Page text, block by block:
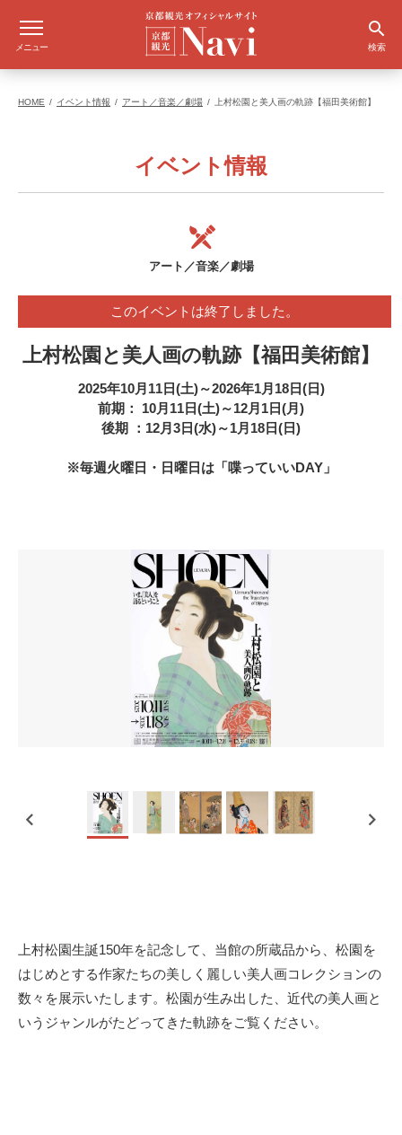
メニュー 検索
HOME イベント情報 アート／音楽／劇場 上村松園と美人画の軌跡【福田美術館】
イベント情報
アート／音楽／劇場
このイベントは終了しました。
上村松園と美人画の軌跡【福田美術館】
2025年10月11日(土)～2026年1月18日(日)
前期： 10月11日(土)～12月1日(月)
後期 ：12月3日(水)～1月18日(日)
※毎週火曜日・日曜日は「喋っていいDAY」
上村松園生誕150年を記念して、当館の所蔵品から、松園を
はじめとする作家たちの美しく麗しい美人画コレクションの
数々を展示いたします。松園が生み出した、近代の美人画と
いうジャンルがたどってきた軌跡をご覧ください。